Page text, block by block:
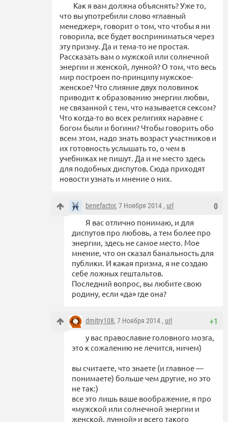
Как я вам должна объяснять? Уже то,
что вы употребили слово «главный
менеджер», говорит о том, что чтобы я ни
говорила, все будет восприниматься через
эту призму. Да и тема-то не простая.
Рассказать вам о мужской или солнечной
энергии и женской, лунной? О том, что весь
мир построен по-принципу мужское-
женское? Что слияние двух половинок
приводит к образованию энергии любви,
не связанной с тем, что называется сексом?
Что когда-то во всех религиях наравне с
богом были и богини? Чтобы говорить обо
всем этом, надо знать возраст участников и
их готовность услышать то, о чем в
учебниках не пишут. Да и не место здесь
для подобных диспутов. Сюда приходят
новости узнать и мнение о них.
0
benefactor, 7 Ноября 2014 , url
Я вас отлично понимаю, и для
диспутов про любовь, а тем более про
энергии, здесь не самое место. Мое
мнение, что он сказал банальность для
публики. И какая призма, я не создаю
себе ложных гештальтов.
Последний вопрос, вы любите свою
родину, если «да» где она?
+1
dmitry108, 7 Ноября 2014 , url
у вас православие головного мозга,
это к сожалению не лечится, ничем)
вы считаете, что знаете (и главное —
понимаете) больше чем другие, но это
не так:)
все это лишь ваше воображение, я про
«мужской или солнечной энергии и
женской, лунной» и всего такого